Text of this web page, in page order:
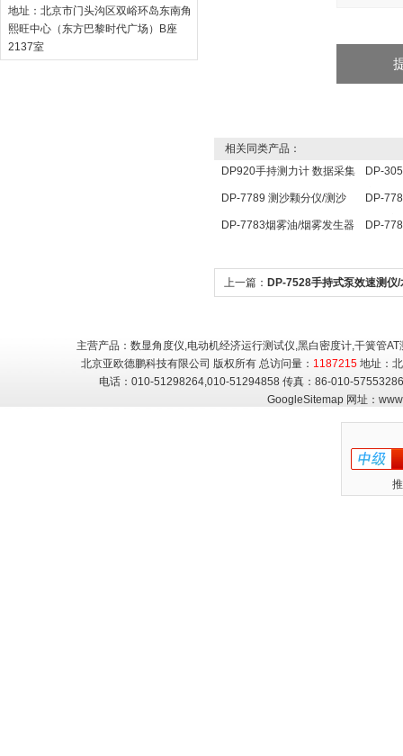
地址：北京市门头沟区双峪环岛东南角
熙旺中心（东方巴黎时代广场）B座
2137室
相关同类产品：
DP920手持测力计 数据采集
分析仪 压力传感器仪表
DP-
定仪
DP-7789 测沙颗分仪/测沙
颗分仪/ 测沙颗检测仪
DP-
点温度
DP-7783烟雾油/烟雾发生器
DP-
上一篇： DP-7528手持式泵效速测仪/
主营产品：数显角度仪,电动机经济运行测试仪,黑白密度计,干簧管
北京亚欧德鹏科技有限公司 版权所有 总访问量： 1187215 地址：
电话：010-51298264,010-51294858 传真：86-010-
GoogleSitemap网址：